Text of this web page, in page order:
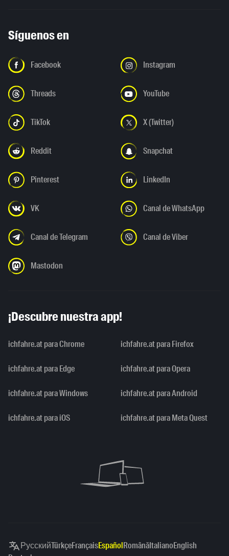
Síguenos en
Facebook Instagram
Threads YouTube
TikTok X (Twitter)
Reddit Snapchat
Pinterest LinkedIn
VK Canal de WhatsApp
Canal de Telegram Canal de Viber
Mastodon
¡Descubre nuestra app!
ichfahre.at para Chrome ichfahre.at para Firefox
ichfahre.at para Edge ichfahre.at para Opera
ichfahre.at para Windows ichfahre.at para Android
ichfahre.at para iOS ichfahre.at para Meta Quest
РусскийTürkçeFrançaisEspañolRomânăItalianoEnglish